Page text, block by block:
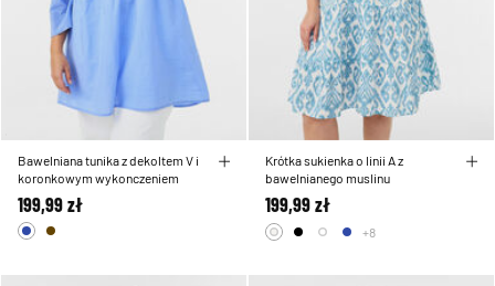
Bawelniana tunika z dekoltem V i
koronkowym wykonczeniem
199,99 zł
Krótka sukienka o linii A z
bawelnianego muslinu
199,99 zł
+8